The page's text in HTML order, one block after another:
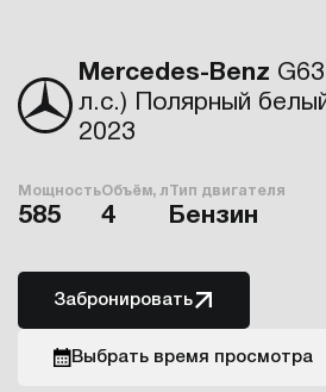
Mercedes-Benz
л.с.) Полярный
2023
Мощность
585
Объём, л
4
Тип двигателя
Бензин
Забронировать
Выбрать время просмотра